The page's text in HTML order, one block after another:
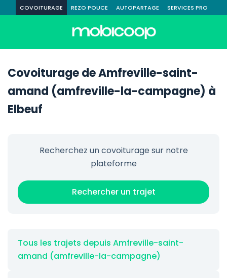
COVOITURAGE REZO POUCE AUTOPARTAGE SERVICES PRO
Covoiturage de Amfreville-saint-
amand (amfreville-la-campagne) à
Elbeuf
Recherchez un covoiturage sur notre
plateforme
Rechercher un trajet
Tous les trajets depuis Amfreville-saint-
amand (amfreville-la-campagne)